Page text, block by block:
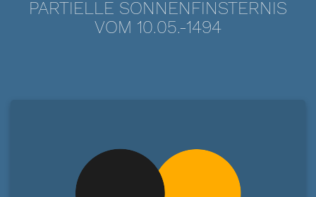
PARTIELLE SONNENFINSTERNIS
VOM 10.05.-1494